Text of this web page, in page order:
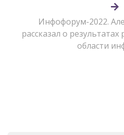
Инфофорум-2022.
рассказал о
области